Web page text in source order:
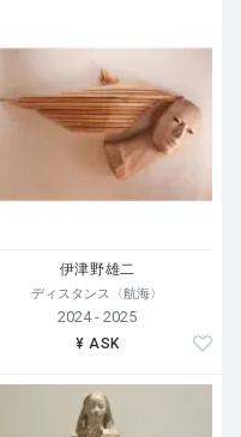
Group Exhibition
原 朝生
UCHIBAYASHI / NOR
/ MAIKO TA
伊津野雄二
ディスタンス〈航海〉
2024 - 2025
¥ ASK